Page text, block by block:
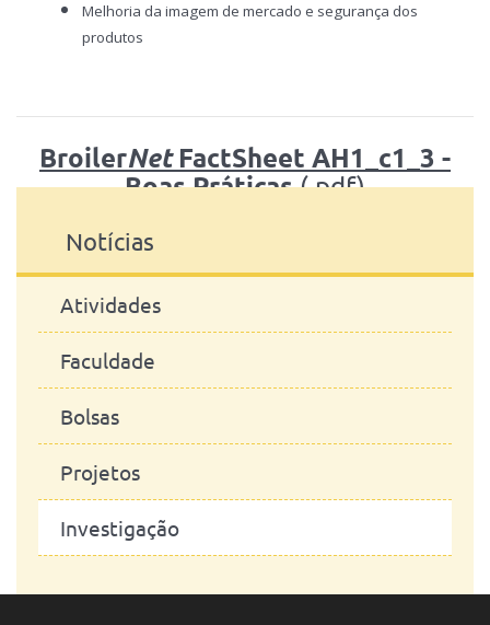
Melhoria da imagem de mercado e segurança dos
produtos
BroilerNetFactSheet AH1_c1_3 -
Boas Práticas (.pdf)
Notícias
Atividades
Faculdade
Bolsas
Projetos
Investigação